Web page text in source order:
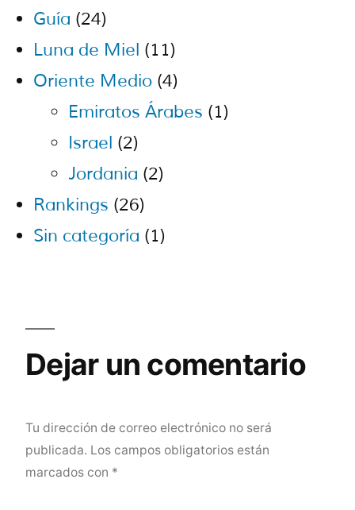
Guía (24)
Luna de Miel (11)
Oriente Medio (4)
Emiratos Árabes (1)
Israel (2)
Jordania (2)
Rankings (26)
Sin categoría (1)
Dejar un comentario
Tu dirección de correo electrónico no será
publicada. Los campos obligatorios están
marcados con *